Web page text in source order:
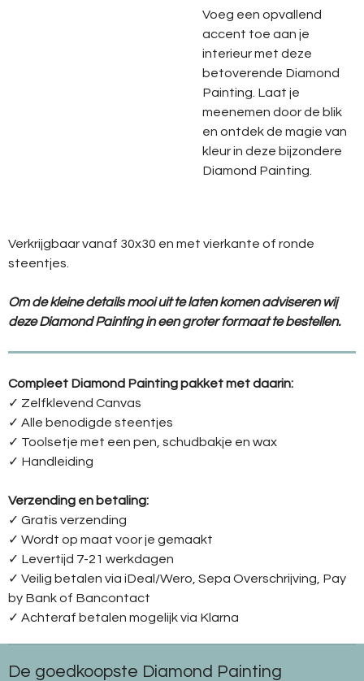
Voeg een opvallend
accent toe aan je
interieur met deze
betoverende Diamond
Painting. Laat je
meenemen door de blik
en ontdek de magie van
kleur in deze bijzondere
Diamond Painting.
Verkrijgbaar vanaf 30x30 en met vierkante of ronde
steentjes.
Om de kleine details mooi uit te laten komen adviseren wij
deze Diamond Painting in een groter formaat te bestellen.
Compleet Diamond Painting pakket met daarin:
✓ Zelfklevend Canvas
✓ Alle benodigde steentjes
✓ Toolsetje met een pen, schudbakje en wax
✓ Handleiding
Verzending en betaling:
✓ Gratis verzending
✓ Wordt op maat voor je gemaakt
✓ Levertijd 7-21 werkdagen
✓ Veilig betalen via iDeal/Wero, Sepa Overschrijving, Pay
by Bank of Bancontact
✓ Achteraf betalen mogelijk via Klarna
De goedkoopste Diamond Painting